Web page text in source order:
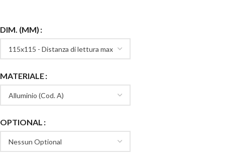
DIM. (MM)
MATERIALE
OPTIONAL